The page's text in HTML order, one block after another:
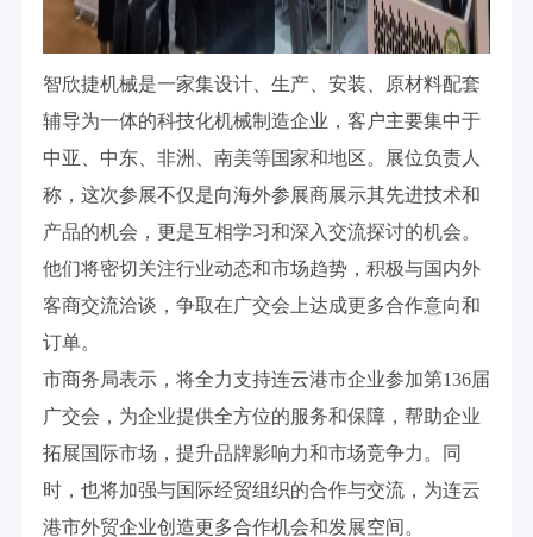
智欣捷机械是一家集设计、生产、安装、原材料配套
辅导为一体的科技化机械制造企业，客户主要集中于
中亚、中东、非洲、南美等国家和地区。展位负责人
称，这次参展不仅是向海外参展商展示其先进技术和
产品的机会，更是互相学习和深入交流探讨的机会。
他们将密切关注行业动态和市场趋势，积极与国内外
客商交流洽谈，争取在广交会上达成更多合作意向和
订单。
市商务局表示，将全力支持连云港市企业参加第136届
广交会，为企业提供全方位的服务和保障，帮助企业
拓展国际市场，提升品牌影响力和市场竞争力。同
时，也将加强与国际经贸组织的合作与交流，为连云
港市外贸企业创造更多合作机会和发展空间。